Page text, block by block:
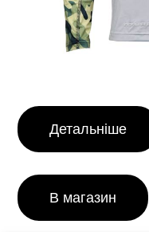
Детальніше
В магазин